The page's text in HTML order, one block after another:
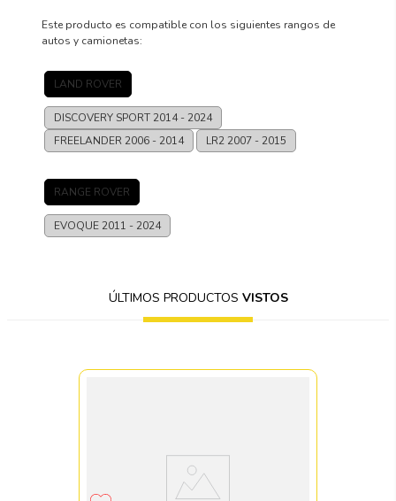
Este producto es compatible con los siguientes rangos de
autos y camionetas:
LAND ROVER
DISCOVERY SPORT 2014 - 2024
FREELANDER 2006 - 2014 LR2 2007 - 2015
RANGE ROVER
EVOQUE 2011 - 2024
ÚLTIMOS PRODUCTOS VISTOS